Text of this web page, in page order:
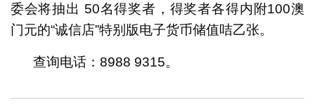
委会将抽出 50名得奖者，得奖者各得内附100澳
门元的“诚信店”特别版电子货币储值咭乙张。
查询电话：8988 9315。